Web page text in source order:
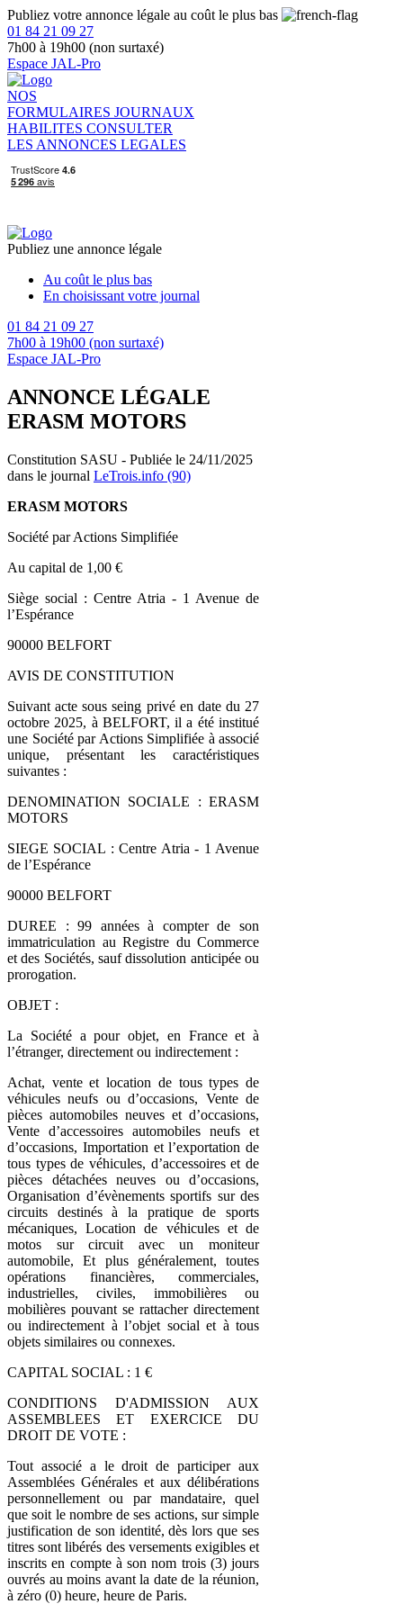
Publiez votre annonce légale au coût le plus bas
01 84 21 09 27
7h00 à 19h00 (non surtaxé)
Espace JAL-Pro
NOS
FORMULAIRES JOURNAUX
HABILITES CONSULTER
LES ANNONCES LEGALES
Publiez une annonce légale
Au coût le plus bas
En choisissant votre journal
01 84 21 09 27
7h00 à 19h00 (non surtaxé)
Espace JAL-Pro
ANNONCE LÉGALE
ERASM MOTORS
Constitution SASU - Publiée le 24/11/2025
dans le journal LeTrois.info (90)
ERASM MOTORS
Société par Actions Simplifiée
Au capital de 1,00 €
Siège social : Centre Atria - 1 Avenue de
l’Espérance
90000 BELFORT
AVIS DE CONSTITUTION
Suivant acte sous seing privé en date du 27
octobre 2025, à BELFORT, il a été institué
une Société par Actions Simplifiée à associé
unique, présentant les caractéristiques
suivantes :
DENOMINATION SOCIALE : ERASM
MOTORS
SIEGE SOCIAL : Centre Atria - 1 Avenue
de l’Espérance
90000 BELFORT
DUREE : 99 années à compter de son
immatriculation au Registre du Commerce
et des Sociétés, sauf dissolution anticipée ou
prorogation.
OBJET :
La Société a pour objet, en France et à
l’étranger, directement ou indirectement :
Achat, vente et location de tous types de
véhicules neufs ou d’occasions, Vente de
pièces automobiles neuves et d’occasions,
Vente d’accessoires automobiles neufs et
d’occasions, Importation et l’exportation de
tous types de véhicules, d’accessoires et de
pièces détachées neuves ou d’occasions,
Organisation d’évènements sportifs sur des
circuits destinés à la pratique de sports
mécaniques, Location de véhicules et de
motos sur circuit avec un moniteur
automobile, Et plus généralement, toutes
opérations financières, commerciales,
industrielles, civiles, immobilières ou
mobilières pouvant se rattacher directement
ou indirectement à l’objet social et à tous
objets similaires ou connexes.
CAPITAL SOCIAL : 1 €
CONDITIONS D'ADMISSION AUX
ASSEMBLEES ET EXERCICE DU
DROIT DE VOTE :
Tout associé a le droit de participer aux
Assemblées Générales et aux délibérations
personnellement ou par mandataire, quel
que soit le nombre de ses actions, sur simple
justification de son identité, dès lors que ses
titres sont libérés des versements exigibles et
inscrits en compte à son nom trois (3) jours
ouvrés au moins avant la date de la réunion,
à zéro (0) heure, heure de Paris.